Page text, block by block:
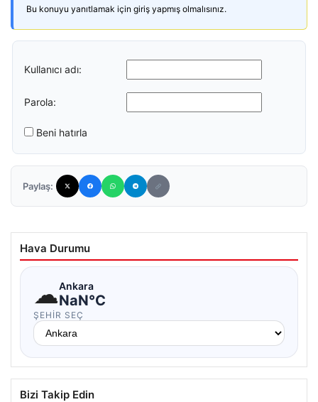
Bu konuyu yanıtlamak için giriş yapmış olmalısınız.
Kullanıcı adı:
Parola:
Beni hatırla
Paylaş:
Hava Durumu
☁Ankara
NaN°C
ŞEHIR SEÇ
Bizi Takip Edin